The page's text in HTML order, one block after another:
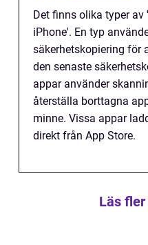
Det finns olika typer
iPhone'. En typ
säkerhetskopiering för
den senaste
appar använder
återställa borttagna
minne. Vissa appar
direkt från App Store.
Läs